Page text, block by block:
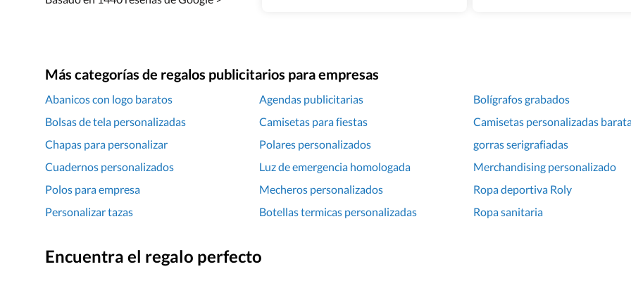
Más categorías de regalos publicitarios para empresas
Abanicos con logo baratos Agendas publicitarias
Bolígrafos grabados
Bolsas de tela personalizadas
Camisetas para fiestas
Camisetas personalizadas
Chapas para personalizar
Polares personalizados
gorras serigrafiadas
Cuadernos personalizados
Luz de emergencia homologada
Merchandising personalizado
Polos para empresa
Mecheros personalizados
Ropa deportiva Roly
Personalizar tazas
Botellas termicas personalizadas Ropa sanitaria
Encuentra el regalo perfecto